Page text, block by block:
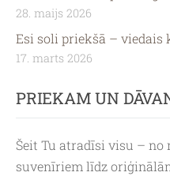
28. maijs 2026
Esi soli priekšā – viedais
17. marts 2026
PRIEKAM UN
Šeit Tu atradīsi visu – no
suvenīriem līdz